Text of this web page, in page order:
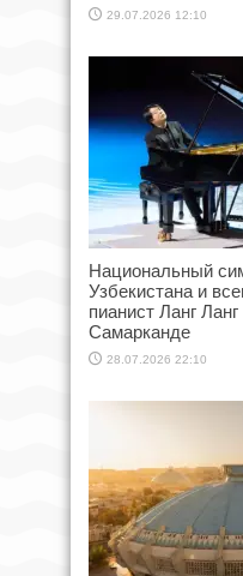
29.07.2026 12:10
Национальный
Узбекистана и
пианист Ланг
Самарканде
28.07.2026 22:10